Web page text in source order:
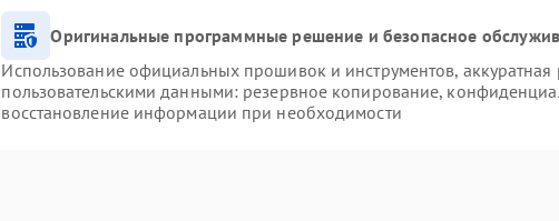
Оригинальные программные решение и безопасное
Использование официальных прошивок и инструментов, аккуратная
пользовательскими данными: резервное копирование,
восстановление информации при необходимости